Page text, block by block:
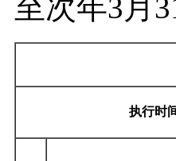
至次年3月
执行时